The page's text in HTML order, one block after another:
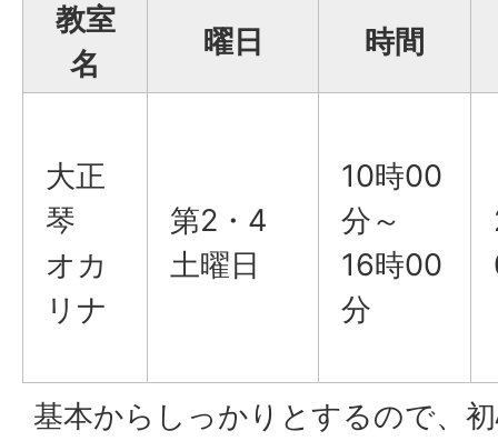
教室
名
曜日 時間
大正
琴
オカ
リナ
第2・4
土曜日
10時00
分～
16時00
分
基本からしっかりとするので、